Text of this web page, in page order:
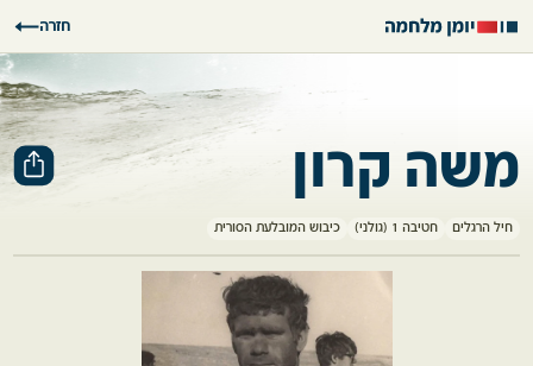
חזרה
משה קרון
חיל הרגלים חטיבה 1 (גולני) כיבוש המובלעת הסורית